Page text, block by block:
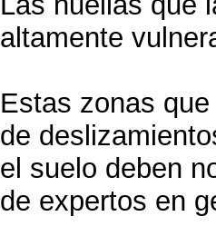
altamente
Estas zonas
de
el suelo deben
de expertos en